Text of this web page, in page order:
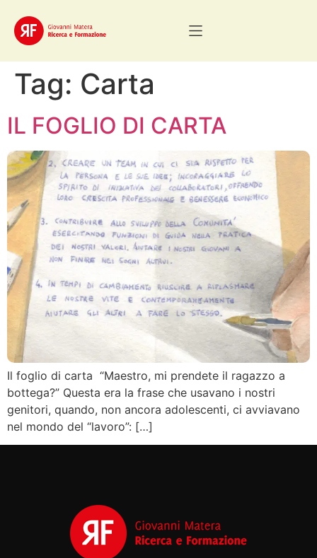
Tag: Carta
IL FOGLIO DI CARTA
Il foglio di carta “Maestro, mi prendete il ragazzo a
bottega?” Questa era la frase che usavano i nostri
genitori, quando, non ancora adolescenti, ci avviavano
nel mondo del “lavoro”: […]